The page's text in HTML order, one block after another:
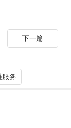
下一篇
务